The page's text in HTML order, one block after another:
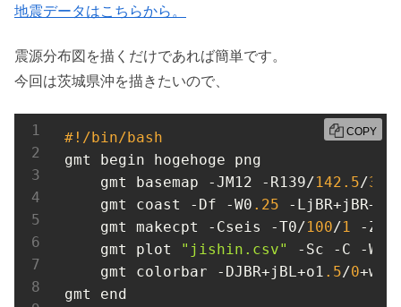
地震データはこちらから。
震源分布図を描くだけであれば簡単です。
今回は茨城県沖を描きたいので、
#!/bin/bash
gmt begin hogehoge png
    gmt basemap -JM12 -R139/
142.5/
    gmt coast -Df -W0
.25 -
    gmt makecpt -Cseis -T0/
100/1 -Z
    gmt plot
"jishin.csv" -Sc -C -W0
    gmt colorbar -DJBR+jBL+o1
.5/0+w
gmt end
COPY